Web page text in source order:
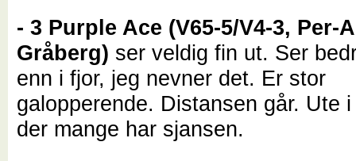
- 3 Purple Ace (V65-5/V4-3, Per-
Gråberg) ser veldig fin ut. Ser
enn i fjor, jeg nevner det. Er stor
galopperende. Distansen går. Ute
der mange har sjansen.